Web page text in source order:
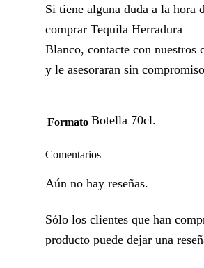
Si tiene alguna duda a la hora
comprar Tequila Herradura
Blanco, contacte con nuestros
y le asesoraran sin
Formato Botella 70cl.
Comentarios
Aún no hay reseñas.
Sólo los clientes que han
producto puede dejar una